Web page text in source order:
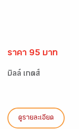
ราคา 95 บาท
บิลล์ เกตส์
ดูรายละเอียด